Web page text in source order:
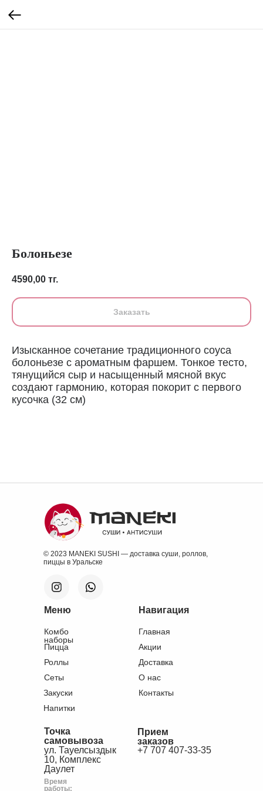
Болоньезе
4590,00 тг.
Заказать
Изысканное сочетание традиционного соуса
болоньезе с ароматным фаршем. Тонкое тесто,
тянущийся сыр и насыщенный мясной вкус
создают гармонию, которая покорит с первого
кусочка (32 см)
+7 707 407-33-35
Прием
заказов
ул. Тауелсыздык
10, Комплекс
Даулет
Точка
самовывоза
Время
работы:
Навигация
Главная
Доставка
О нас
Контакты
Акции
Комбо
наборы
Роллы
Сеты
Закуски
Напитки
Пицца
Меню
© 2023 MANEKI SUSHI — доставка суши, роллов,
пиццы в Уральске